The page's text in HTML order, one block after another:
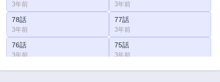
3年前 3年前
78話
3年前
77話
3年前
76話
3年前
75話
3年前
74話 73話